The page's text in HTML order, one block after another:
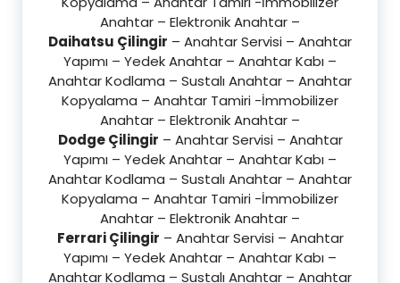
Anahtar – Elektronik Anahtar –
Daihatsu Çilingir – Anahtar Servisi – Anahtar
Yapımı – Yedek Anahtar – Anahtar Kabı –
Anahtar Kodlama – Sustalı Anahtar – Anahtar
Kopyalama – Anahtar Tamiri -İmmobilizer
Anahtar – Elektronik Anahtar –
Dodge Çilingir – Anahtar Servisi – Anahtar
Yapımı – Yedek Anahtar – Anahtar Kabı –
Anahtar Kodlama – Sustalı Anahtar – Anahtar
Kopyalama – Anahtar Tamiri -İmmobilizer
Anahtar – Elektronik Anahtar –
Ferrari Çilingir – Anahtar Servisi – Anahtar
Yapımı – Yedek Anahtar – Anahtar Kabı –
Anahtar Kodlama – Sustalı Anahtar – Anahtar